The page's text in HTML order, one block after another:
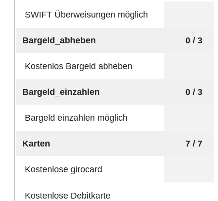
SWIFT Überweisungen möglich
Bargeld_abheben 0 / 3
Kostenlos Bargeld abheben
Bargeld_einzahlen 0 / 3
Bargeld einzahlen möglich
Karten 7 / 7
Kostenlose girocard
Kostenlose Debitkarte